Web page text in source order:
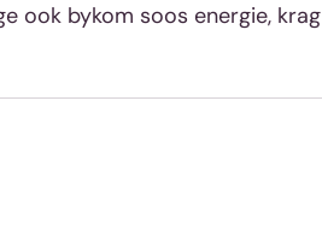
ook bykom soos energie, krag